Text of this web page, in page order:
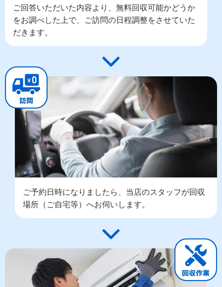
ご回答いただいた内容より、無料回収可能かどうか
をお調べした上で、ご訪問の日程調整をさせていた
だきます。
ご予約日時になりましたら、当店のスタッフが回収
場所（ご自宅等）へお伺いします。